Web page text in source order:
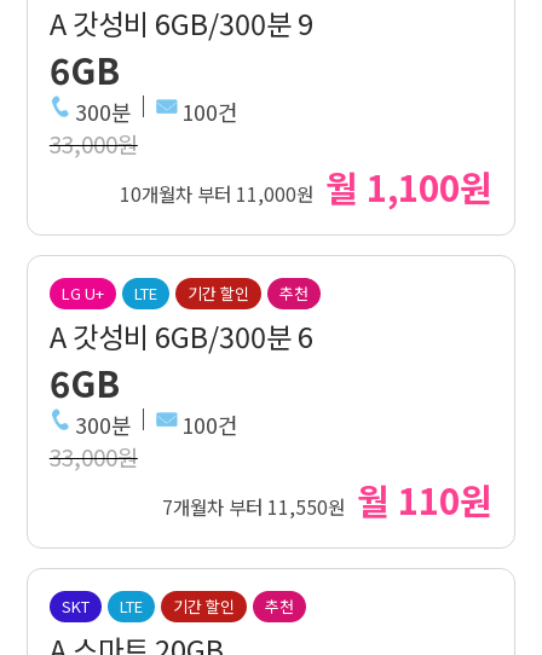
A 갓성비 6GB/300분 9
6GB
300분 100건
33,000원
10개월차 부터 11,000원 월 1,100원
LG U+ LTE 기간 할인 추천
A 갓성비 6GB/300분 6
6GB
300분 100건
33,000원
7개월차 부터 11,550원 월 110원
SKT LTE 기간 할인 추천